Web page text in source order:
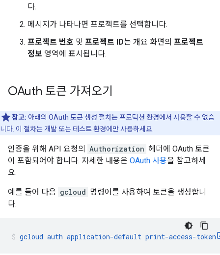
다.
메시지가 나타나면 프로젝트를 선택합니다.
프로젝트 번호 및 프로젝트 ID는 개요 화면의 프로젝트
정보 영역에 표시됩니다.
OAuth 토큰 가져오기
참고: 아래의 OAuth 토큰 생성 절차는 프로덕션 환경에서 사용할 수 없습
니다. 이 절차는 개발 또는 테스트 환경에만 사용하세요.
인증을 위해 API 요청의 Authorization 헤더에 OAuth 토큰
이 포함되어야 합니다. 자세한 내용은 OAuth 사용을 참고하세
요.
예를 들어 다음 gcloud 명령어를 사용하여 토큰을 생성합니
다.
gcloud auth application-default print-access-token